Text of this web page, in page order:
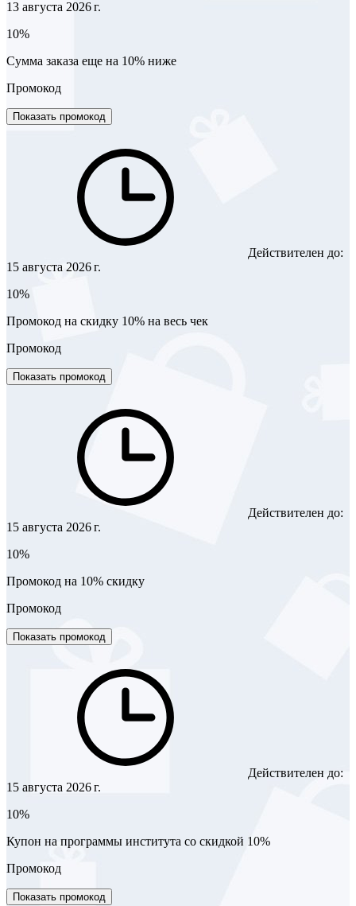
13 августа 2026 г.
10%
Сумма заказа еще на 10% ниже
Промокод
Показать промокод
Действителен до:
15 августа 2026 г.
10%
Промокод на скидку 10% на весь чек
Промокод
Показать промокод
Действителен до:
15 августа 2026 г.
10%
Промокод на 10% скидку
Промокод
Показать промокод
Действителен до:
15 августа 2026 г.
10%
Купон на программы института со скидкой 10%
Промокод
Показать промокод